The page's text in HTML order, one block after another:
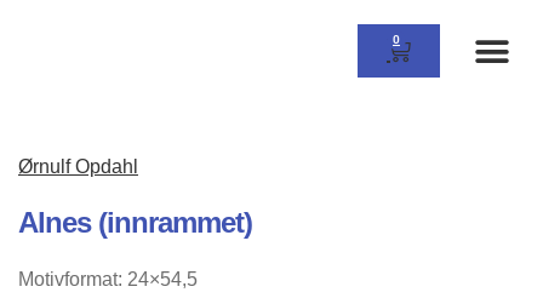
0
Ørnulf Opdahl
Alnes (innrammet)
Motivformat: 24×54,5